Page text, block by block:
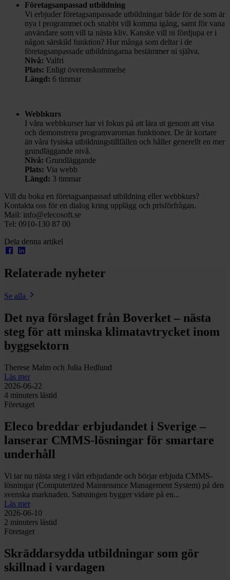
Företagsanpassad utbildning
Vi erbjuder företagsanpassade utbildningar både för de som är
nya i programmet och snabbt vill komma igång, samt för vana
användare som vill ta nästa kliv. Kanske vill ni fördjupa er i
någon särskild funktion? Hur många som deltar i de
företagsanpassade utbildningarna bestämmer ni själva.
Nivå: Valfri
Plats: Enligt överenskommelse
Längd: 6 timmar
Webbkurs
I våra webbkurser har vi fokus på att lära ut genom att visa
och demonstrera programvarornas funktioner. De är kortare
än våra fysiska utbildningstillfällen och håller generellt en mer
grundläggande nivå.
Nivå: Grundläggande
Plats: Via webb
Längd: 3 timmar
Vill du boka en företagsanpassad utbildning eller webbkurs?
Kontakta oss för en dialog kring upplägg och prisförfrågan.
Mail: info@elecosoft.se
Tel: 0910-130 87 00
Dela denna artikel
Relaterade nyheter
Se alla
Det nya förslaget från Boverket – nästa
steg för att minska klimatavtrycket inom
byggsektorn
Therese Malm och Julia Hedlund
Läs mer
2026-06-22
4 minuters lästid
Företaget
Eleco breddar erbjudandet i Sverige –
lanserar CMMS-lösningar för smartare
underhåll
Vi tar nu nästa steg i vårt erbjudande och börjar erbjuda CMMS-
lösningar (Computerized Maintenance Management System) på den
svenska marknaden. Satsningen bygger vidare på en...
Läs mer
2026-06-10
2 minuters lästid
Företaget
Skräddarsydda utbildningar som gör
skillnad i vardagen